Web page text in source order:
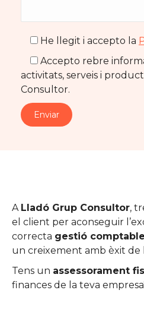
He llegit i accepto la
Accepto rebre
activitats, serveis i
Consultor.
A Lladó Grup Consultor,
el client per aconseguir
correcta gestió
un creixement amb èxit de
Tens un assessorament
finances de la teva